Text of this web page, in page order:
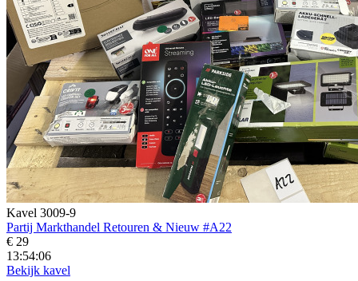
Kavel 3009-9
Partij Markthandel Retouren & Nieuw #A22
€ 29
13:54:05
Bekijk kavel